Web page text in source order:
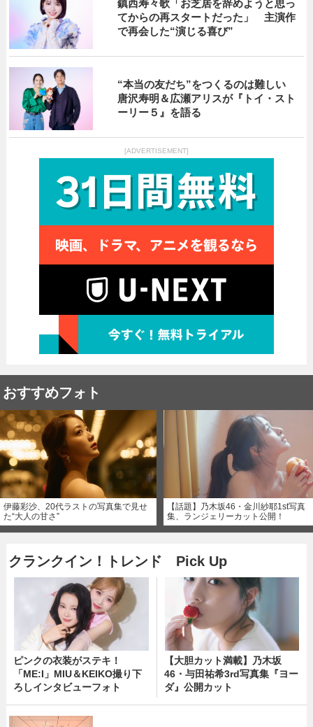
鎮西寿々歌「お芝居を辞めようと思っ
てからの再スタートだった」 主演作
で再会した“演じる喜び”
“本当の友だち”をつくるのは難しい
唐沢寿明＆広瀬アリスが『トイ・スト
ーリー５』を語る
[ADVERTISEMENT]
おすすめフォト
伊藤彩沙、20代ラストの写真集で見せ
た“大人の甘さ”
【話題】乃木坂46・金川紗耶1st写真
集、ランジェリーカット公開！
クランクイン！トレンド Pick Up
ピンクの衣装がステキ！
「ME:I」MIU＆KEIKO撮り下
ろしインタビューフォト
【大胆カット満載】乃木坂
46・与田祐希3rd写真集『ヨー
ダ』公開カット